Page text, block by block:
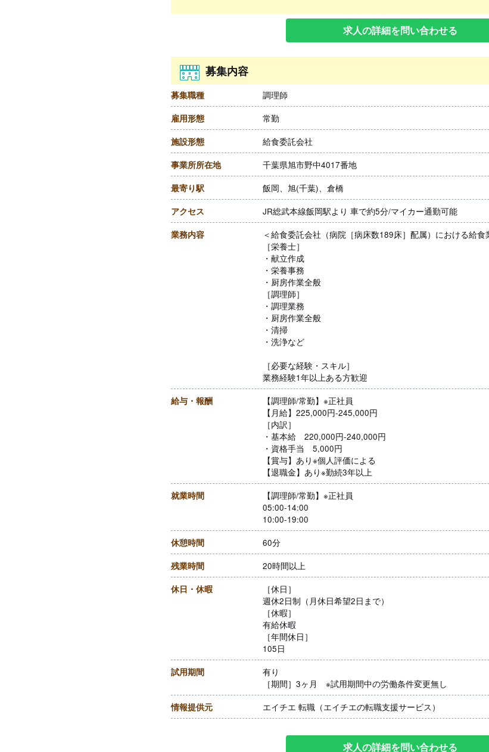
求人の詳細を問い合わせる
募集内容
募集職種 調理師
雇用形態 常勤
施設形態 給食委託会社
事業所所在地 千葉県旭市野中4017番地
最寄り駅 飯岡、旭(千葉)、倉橋
アクセス JR総武本線飯岡駅より 車で約5分/マイカー通勤可能
業務内容
＜給食委託会社（病院［病床数189床］配属）における給食
［栄養士］
・献立作成
・栄養事務
・厨房作業全般
［調理師］
・調理業務
・厨房作業全般
・清掃
・洗浄など
［必要な経験・スキル］
業務経験1年以上ある方歓迎
給与・報酬
【調理師/常勤】※正社員
【月給】225,000円-245,000円
［内訳］
・基本給 220,000円-240,000円
・資格手当 5,000円
【賞与】あり※個人評価による
【退職金】あり※勤続3年以上
就業時間
【調理師/常勤】※正社員
05:00-14:00
10:00-19:00
休憩時間 60分
残業時間 20時間以上
休日・休暇
［休日］
週休2日制（月休日希望2日まで）
［休暇］
有給休暇
［年間休日］
105日
試用期間
有り
［期間］3ヶ月 ※試用期間中の労働条件変更無し
情報提供元 エイチエ 転職（エイチエの転職支援サービス）
求人の詳細を問い合わせる